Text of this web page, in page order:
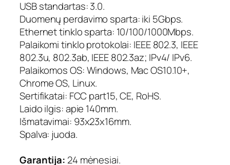
,
3
x
U
S
B
T
y
p
e
-
A
USB standartas: 3.0.
Duomenų perdavimo sparta: iki 5Gbps.
Ethernet tinklo sparta: 10/100/1000Mbps.
Palaikomi tinklo protokolai: IEEE 802.3, IEEE
802.3u, 802.3ab, IEEE 802.3az; IPv4/ IPv6.
Palaikomos OS: Windows, Mac OS10.10+,
Chrome OS, Linux.
Sertifikatai: FCC part15, CE, RoHS.
Laido ilgis: apie 140mm.
Išmatavimai: 93x23x16mm.
Spalva: juoda.
Garantija: 24 mėnesiai.